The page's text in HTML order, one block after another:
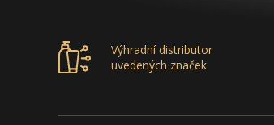
Výhradní distributor
uvedených značek